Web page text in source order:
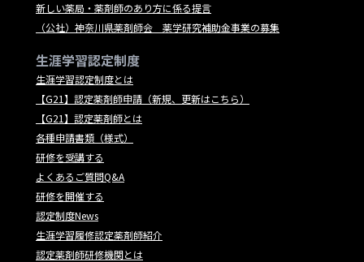
新しい薬局・薬剤師のあり方に係る提言
（公社）神奈川県薬剤師会 薬学研究補助金事業の募集
生涯学習認定制度
生涯学習認定制度とは
【G21】認定薬剤師申請（新規、更新はこちら）
【G21】認定薬剤師とは
各種申請書類（様式）
研修を受講する
よくあるご質問Q&A
研修を開催する
認定制度News
生涯学習履修認定薬剤師紹介
認定薬剤師研修機関とは